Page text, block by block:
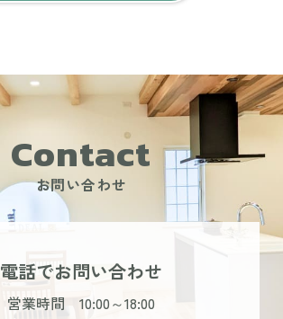
Contact
お問い合わせ
電話でお問い合わせ
営業時間 10:00～18:00